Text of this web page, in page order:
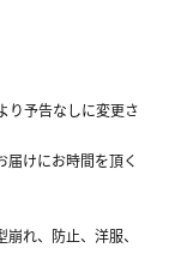
り予告なしに変更さ
けにお時間を頂く
れ、防止、洋服、